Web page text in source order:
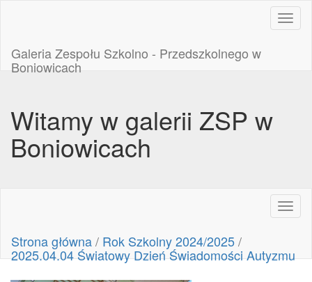
Galeria Zespołu Szkolno - Przedszkolnego w
Boniowicach
Witamy w galerii ZSP w
Boniowicach
Strona główna/ Rok Szkolny 2024/2025/
2025.04.04 Światowy Dzień Świadomości Autyzmu